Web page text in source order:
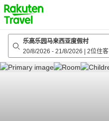
to
top
page
乐高乐园马来西亚度假村
20/8/2026 - 21/8/2026 2位住客